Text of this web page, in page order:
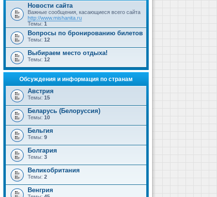
Новости сайта
Важные сообщения, касающиеся всего сайта
http://www.mishanita.ru
Темы: 1
Вопросы по бронированию билетов
Темы: 12
Выбираем место отдыха!
Темы: 12
Обсуждения и информация по странам
Австрия
Темы: 15
Беларусь (Белоруссия)
Темы: 10
Бельгия
Темы: 9
Болгария
Темы: 3
Великобритания
Темы: 2
Венгрия